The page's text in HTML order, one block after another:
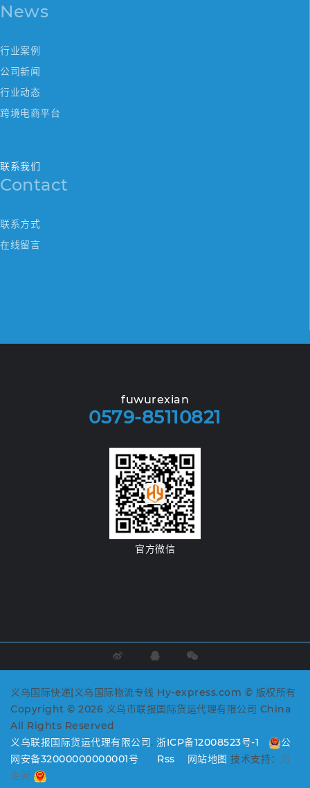
News
行业案例
公司新闻
行业动态
跨境电商平台
联系我们
Contact
联系方式
在线留言
fuwurexian
0579-85110821
官方微信
义乌国际快递|义乌国际物流专线 Hy-express.com © 版权所有
Copyright © 2026 义乌市联报国际货运代理有限公司 China
All Rights Reserved
义乌联报国际货运代理有限公司. 浙ICP备12008523号-1
公
网安备32000000000001号
Rss 网站地图 技术支持： 万
企网